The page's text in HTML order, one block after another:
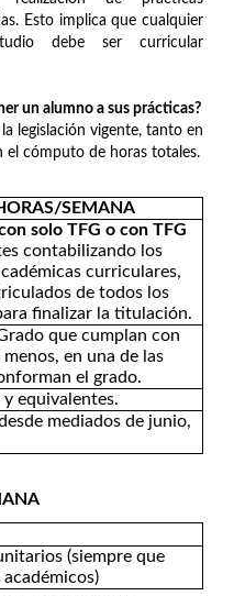
Esto implica que cualquier
debe ser curricular
un alumno a sus prácticas?
legislación vigente, tanto en
el cómputo de horas totales.
SEMANA
solo TFG o con TFG
contabilizando los
curriculares,
de todos los
finalizar la titulación.
que cumplan con
en una de las
el grado.
equivalentes.
mediados de junio,
(siempre que